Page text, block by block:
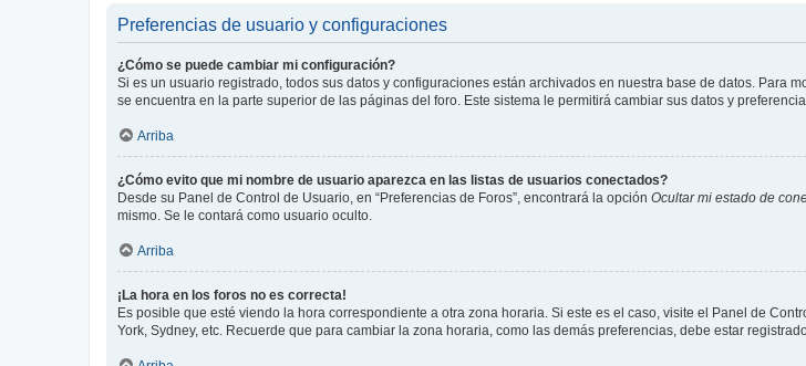
Preferencias de usuario y configuraciones
¿Cómo se puede cambiar mi configuración?
Si es un usuario registrado, todos sus datos y configuraciones están archivados en nuestra base de datos. Para
se encuentra en la parte superior de las páginas del foro. Este sistema le permitirá cambiar sus datos y
Arriba
¿Cómo evito que mi nombre de usuario aparezca en las listas de usuarios conectados?
Desde su Panel de Control de Usuario, en “Preferencias de Foros”, encontrará la opción Ocultar mi estado de
mismo. Se le contará como usuario oculto.
Arriba
¡La hora en los foros no es correcta!
Es posible que esté viendo la hora correspondiente a otra zona horaria. Si este es el caso, visite el Panel de
York, Sydney, etc. Recuerde que para cambiar la zona horaria, como las demás preferencias, debe estar